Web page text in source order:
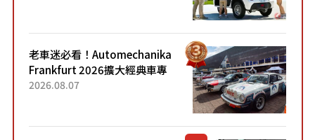
老車迷必看！Automechanika
Frankfurt 2026擴大經典車專
區 1954年珍稀古董車現場修復
2026.08.07